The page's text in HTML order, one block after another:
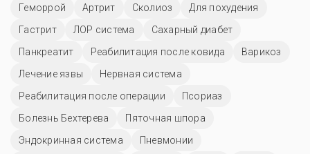
Геморрой
Артрит Сколиоз
Для похудения
Гастрит
ЛОР система
Сахарный диабет
Панкреатит
Реабилитация после ковида
Варикоз
Лечение язвы
Нервная система
Реабилитация после операции
Псориаз
Болезнь Бехтерева
Пяточная шпора
Эндокринная система
Пневмонии